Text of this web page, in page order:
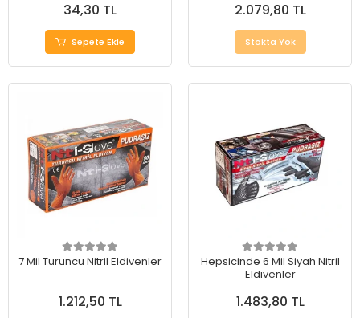
34,30 TL
Sepete Ekle
2.079,80 TL
Stokta Yok
7 Mil Turuncu Nitril Eldivenler
1.212,50 TL
Hepsicinde 6 Mil Siyah Nitril
Eldivenler
1.483,80 TL